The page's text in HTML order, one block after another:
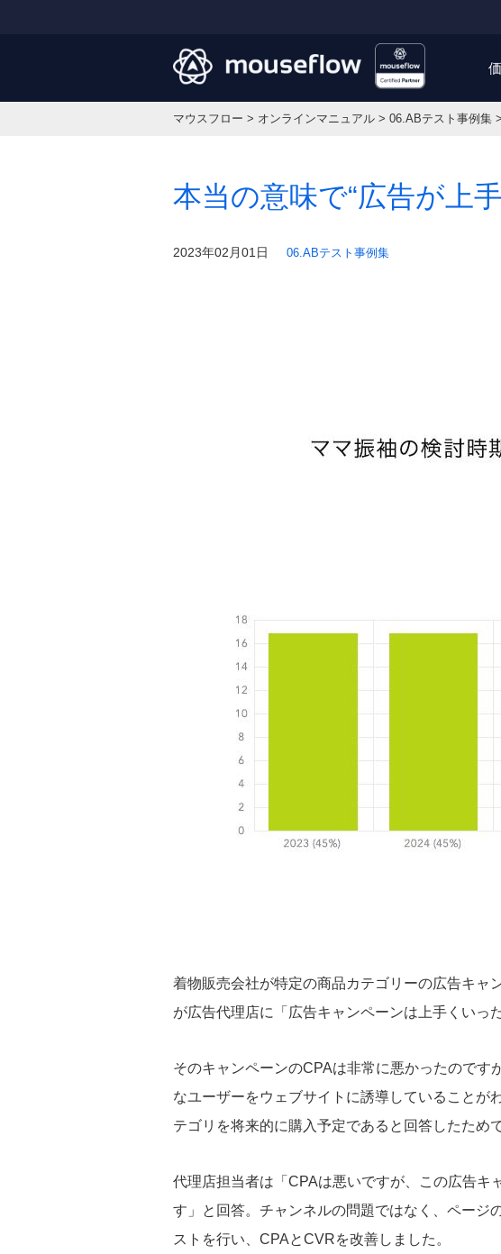
マウスフロー > オンラインマニュアル > 06.ABテスト事例集 >
本当の意味で“広告が上
2023年02月01日 06.ABテスト事例集
着物販売会社が特定の商品カテゴリーの広告キャ
が広告代理店に「広告キャンペーンは上手くいっ
そのキャンペーンのCPAは非常に悪かったのですが
なユーザーをウェブサイトに誘導していることが
テゴリを将来的に購入予定であると回答したためで
代理店担当者は「CPAは悪いですが、この広告キ
す」と回答。 チャンネルの問題ではなく、ページ
ストを行い、CPAとCVRを改善しました。